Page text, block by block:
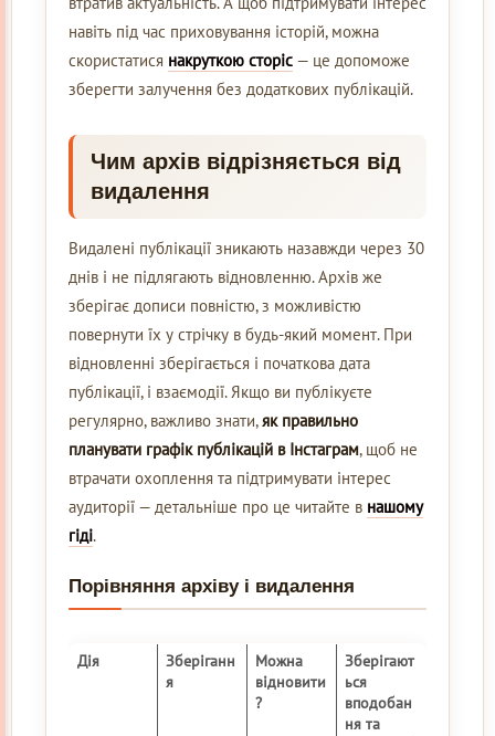
навіть під час приховування історій, можна
скористатися накруткою сторіс — це допоможе
зберегти залучення без додаткових публікацій.
Чим архів відрізняється від
видалення
Видалені публікації зникають назавжди через 30
днів і не підлягають відновленню. Архів же
зберігає дописи повністю, з можливістю
повернути їх у стрічку в будь-який момент. При
відновленні зберігається і початкова дата
публікації, і взаємодії. Якщо ви публікуєте
регулярно, важливо знати,як правильно
планувати графік публікацій в Інстаграм, щоб не
втрачати охоплення та підтримувати інтерес
аудиторії — детальніше про це читайте в нашому
гіді.
Порівняння архіву і видалення
Дія
Зберіганн
я
Можна
відновити
?
Зберігают
ься
вподобан
ня та